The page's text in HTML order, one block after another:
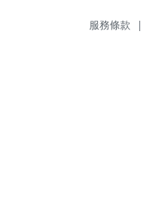
服務條款 |